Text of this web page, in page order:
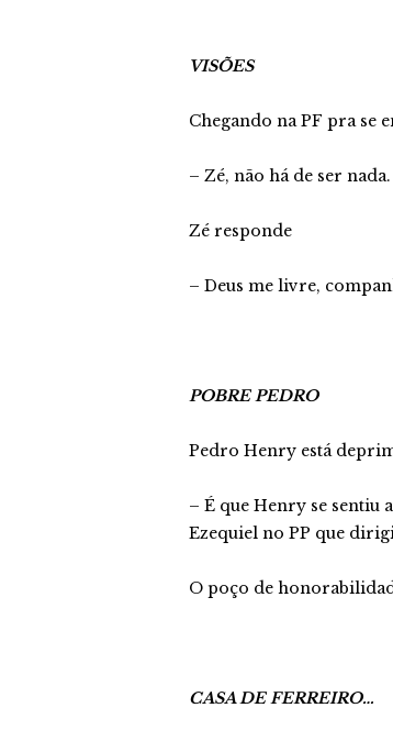
VISÕES
Chegando na PF pra se
– Zé, não há de ser
Zé responde
– Deus me livre,
POBRE PEDRO
Pedro Henry está
– É que Henry se sentiu
Ezequiel no PP que
O poço de
CASA DE FERREIRO…